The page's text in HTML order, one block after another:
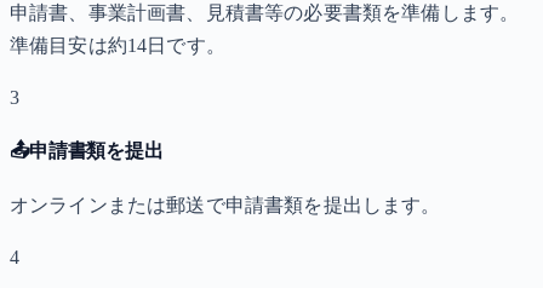
申請書、事業計画書、見積書等の必要書類を準備します。
準備目安は約14日です。
3
📤申請書類を提出
オンラインまたは郵送で申請書類を提出します。
4